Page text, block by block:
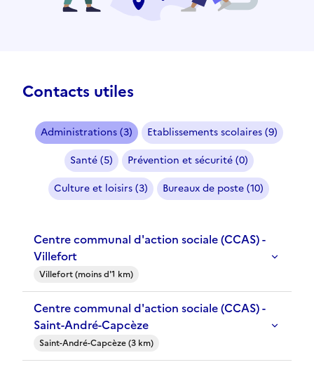
Contacts utiles
Administrations (3)
Etablissements scolaires (9)
Santé (5)
Prévention et sécurité (0)
Culture et loisirs (3)
Bureaux de poste (10)
Centre communal d'action sociale (CCAS) -
Villefort
Villefort (moins d'1 km)
Centre communal d'action sociale (CCAS) -
Saint-André-Capcèze
Saint-André-Capcèze (3 km)